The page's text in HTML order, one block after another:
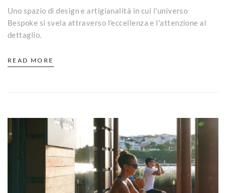
Uno spazio di design e artigianalità in cui l'universo
Bespoke si svela attraverso l'eccellenza e l'attenzione al
dettaglio.
READ MORE